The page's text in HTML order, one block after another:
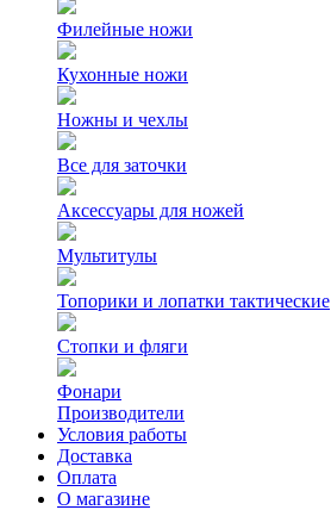
Филейные ножи
Кухонные ножи
Ножны и чехлы
Все для заточки
Аксессуары для ножей
Мультитулы
Топорики и лопатки тактические
Стопки и фляги
Фонари
Производители
Условия работы
Доставка
Оплата
О магазине